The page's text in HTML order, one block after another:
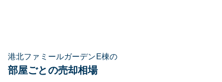
港北ファミールガーデンE棟の
部屋ごとの売却相場